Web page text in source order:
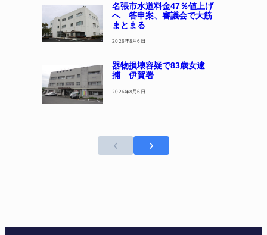
名張市水道料金47％値上げ
へ 答申案、審議会で大筋
まとまる
2026年8月6日
器物損壊容疑で83歳女逮
捕 伊賀署
2026年8月6日